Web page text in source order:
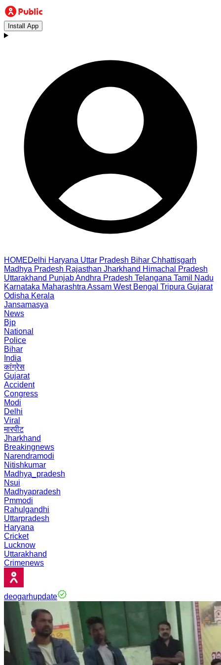
Install App
HOMEDelhi Haryana Uttar Pradesh Bihar Chhattisgarh
Madhya Pradesh Rajasthan Jharkhand Himachal Pradesh
Uttarakhand PunjabAndhra Pradesh Telangana Tamil Nadu
Karnataka Maharashtra Assam West Bengal Tripura Gujarat
Odisha Kerala
Jansamasya
News
Bjp
National
Police
Bihar
India
कांग्रेस
Gujarat
Accident
Congress
Modi
Delhi
Viral
मारपीट
Jharkhand
Breakingnews
Narendramodi
Nitishkumar
Madhya_pradesh
Nsui
Madhyapradesh
Pmmodi
Rahulgandhi
Uttarpradesh
Haryana
Cricket
Lucknow
Uttarakhand
Crimenews
deogarhupdate